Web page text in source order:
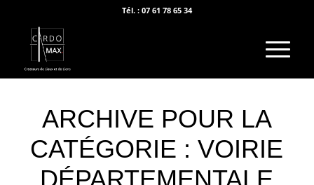
Tél. : 07 61 78 65 34
ARCHIVE POUR LA
CATÉGORIE : VOIRIE
DÉPARTEMENTALE